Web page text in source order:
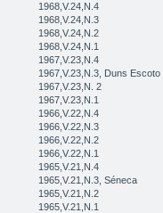
1968,V.24,N.4
1968,V.24,N.3
1968,V.24,N.2
1968,V.24,N.1
1967,V.23,N.4
1967,V.23,N.3, Duns Escoto
1967,V.23,N. 2
1967,V.23,N.1
1966,V.22,N.4
1966,V.22,N.3
1966,V.22,N.2
1966,V.22,N.1
1965,V.21,N.4
1965,V.21,N.3, Séneca
1965,V.21,N.2
1965,V.21,N.1